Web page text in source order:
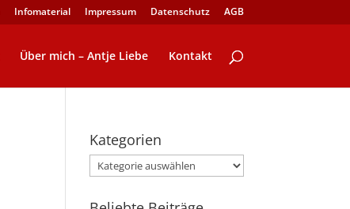
Infomaterial Impressum Datenschutz AGB
Über mich – Antje Liebe Kontakt
Kategorien
Kategorien